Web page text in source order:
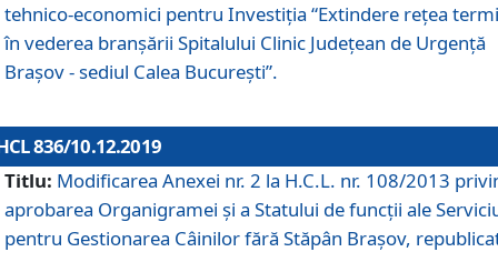
tehnico-economici pentru Investiția “Extindere rețea
în vederea branșării Spitalului Clinic Județean de Urgență
Brașov - sediul Calea București”.
836/10.12.2019
Titlu: Modificarea Anexei nr. 2 la H.C.L. nr. 108/2013
aprobarea Organigramei şi a Statului de funcții ale
pentru Gestionarea Câinilor fără Stăpân Brașov,